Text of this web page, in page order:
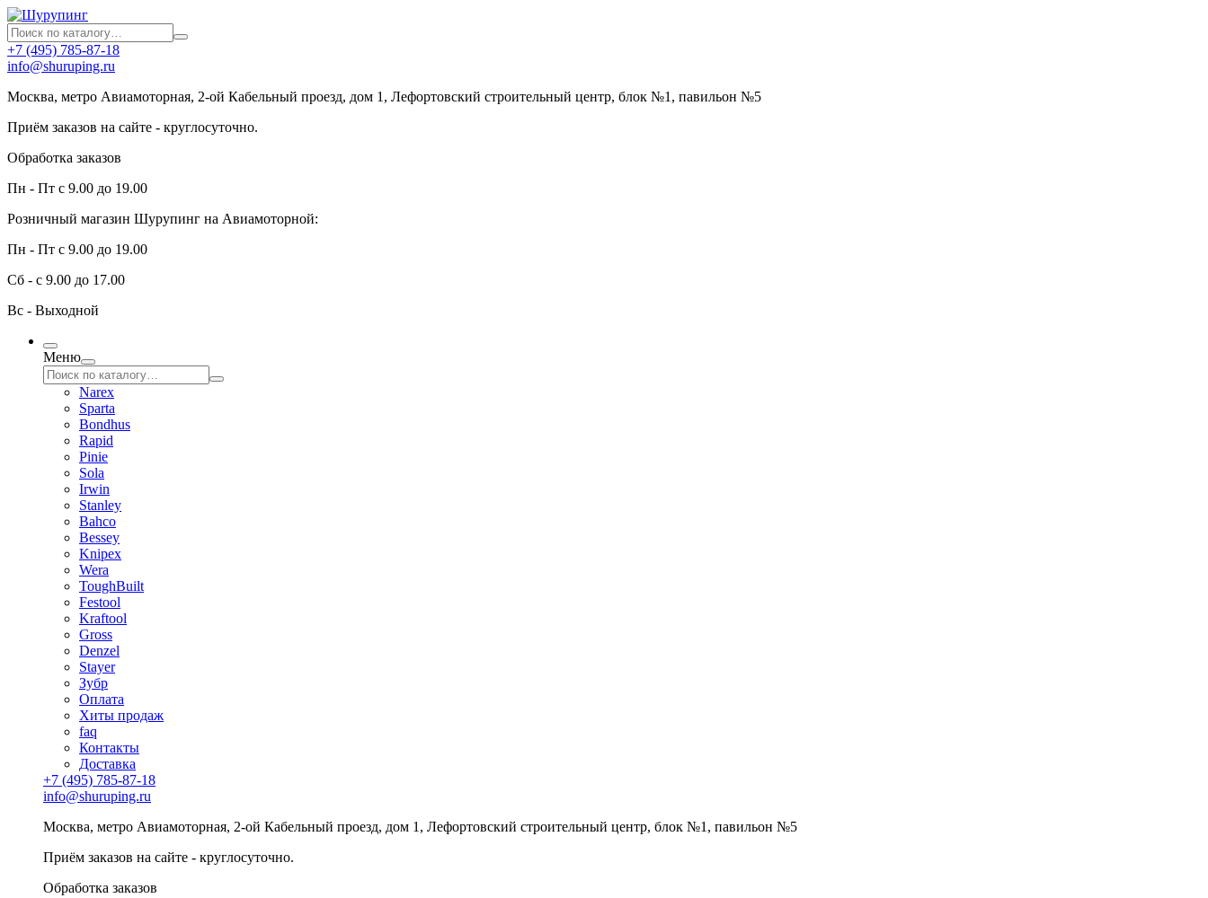
+7 (495) 785-87-18
info@shuruping.ru
Москва, метро Авиамоторная, 2-ой Кабельный проезд, дом 1, Лефортовский строительный центр, блок №1, павильон №5
Приём заказов на сайте - круглосуточно.
Обработка заказов
Пн - Пт с 9.00 до 19.00
Розничный магазин Шурупинг на Авиамоторной:
Пн - Пт с 9.00 до 19.00
Сб - с 9.00 до 17.00
Вс - Выходной
Меню
Narex
Sparta
Bondhus
Rapid
Pinie
Sola
Irwin
Stanley
Bahco
Bessey
Knipex
Wera
ToughBuilt
Festool
Kraftool
Gross
Denzel
Stayer
Зубр
Оплата
Хиты продаж
faq
Контакты
Доставка
+7 (495) 785-87-18
info@shuruping.ru
Москва, метро Авиамоторная, 2-ой Кабельный проезд, дом 1, Лефортовский строительный центр, блок №1, павильон №5
Приём заказов на сайте - круглосуточно.
Обработка заказов